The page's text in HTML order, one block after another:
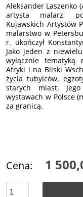
Aleksander Laszenko
artysta malarz,
Kujawskich Artystów
malarstwo w
r. ukończył
Jako jeden z
wyłącznie tematyką
Afryki i na Bliski
życia tubylców,
starych miast.
wystawach w Polsce
za granicą.
Cena: 1